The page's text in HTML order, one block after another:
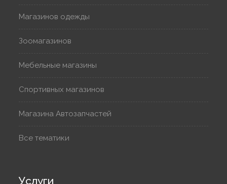
Магазинов одежды
Зоомагазинов
Мебельные магазины
Спортивных магазинов
Магазина Автозапчастей
Все тематики
Услуги